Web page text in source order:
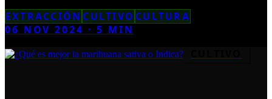
EXTRACCIÓN CULTIVO CULTURA
06 NOV 2024 ·5 MIN